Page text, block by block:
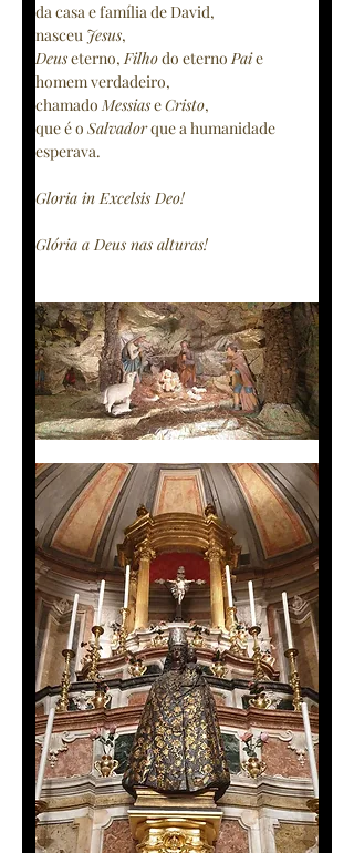
da casa e família de David,
nasceu Jesus,
Deus eterno, Filho do eterno Pai e
homem verdadeiro,
chamado Messias e Cristo,
que é o Salvador que a humanidade
esperava.
Gloria in Excelsis Deo!
Glória a Deus nas alturas!